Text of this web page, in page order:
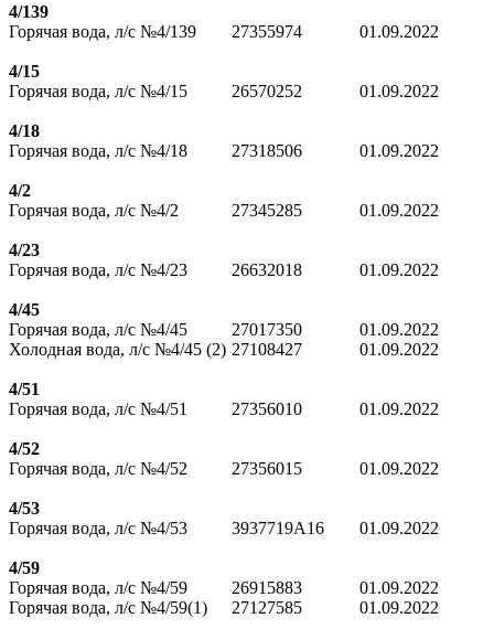
4/139
Горячая вода, л/с №4/139
27355974 01.09.2022
4/15
Горячая вода, л/с №4/15
26570252 01.09.2022
4/18
Горячая вода, л/с №4/18
27318506 01.09.2022
4/2
Горячая вода, л/с №4/2
27345285 01.09.2022
4/23
Горячая вода, л/с №4/23
26632018 01.09.2022
4/45
Горячая вода, л/с №4/45
27017350
01.09.2022
Холодная вода, л/с №4/45 (2) 27108427 01.09.2022
4/51
Горячая вода, л/с №4/51
27356010 01.09.2022
4/52
Горячая вода, л/с №4/52
27356015 01.09.2022
4/53
Горячая вода, л/с №4/53
3937719А16 01.09.2022
4/59
Горячая вода, л/с №4/59
26915883
01.09.2022
Горячая вода, л/с №4/59(1)
27127585 01.09.2022